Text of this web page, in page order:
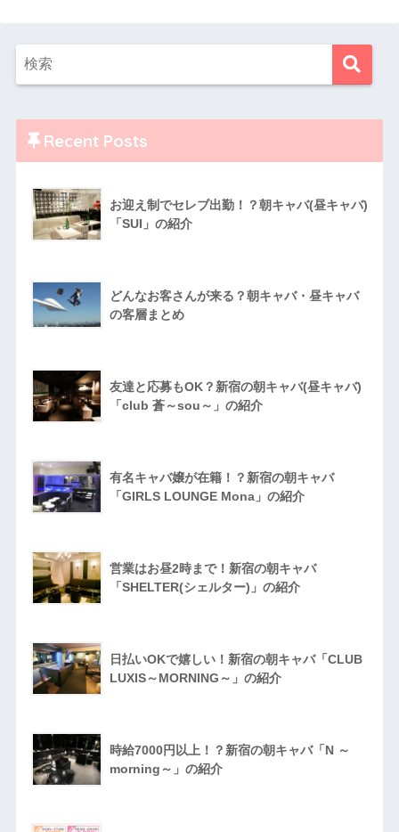
Recent Posts
お迎え制でセレブ出勤！？朝キャバ(昼キャバ)
「SUI」の紹介
どんなお客さんが来る？朝キャバ・昼キャバ
の客層まとめ
友達と応募もOK？新宿の朝キャバ(昼キャバ)
「club 蒼～sou～」の紹介
有名キャバ嬢が在籍！？新宿の朝キャバ
「GIRLS LOUNGE Mona」の紹介
営業はお昼2時まで！新宿の朝キャバ
「SHELTER(シェルター)」の紹介
日払いOKで嬉しい！新宿の朝キャバ「CLUB
LUXIS～MORNING～」の紹介
時給7000円以上！？新宿の朝キャバ「N ～
morning～」の紹介